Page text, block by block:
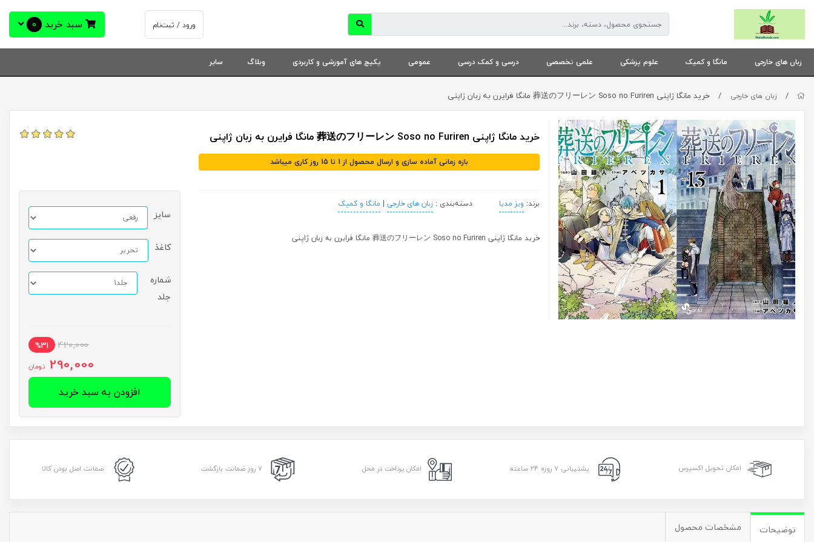
ورود / ثبت‌نام سبد خرید 0
زبان های خارجی مانگا و کمیک علوم پزشکی علمی تخصصی درسی و کمک درسی عمومی پکیج های آموزشی و کاربردی وبلاگ سایر
/ زبان های خارجی / خرید مانگا ژاپنی 葬送のフリーレン Soso no Furiren مانگا فرایرن به زبان ژاپنی
خرید مانگا ژاپنی 葬送のフリーレン Soso no Furiren مانگا فرایرن به زبان ژاپنی
بازه زمانی آماده سازی و ارسال محصول از 1 تا 15 روز کاری میباشد
برند: ویز مدیا دسته‌بندی : زبان های خارجی | مانگا و کمیک
خرید مانگا ژاپنی 葬送のフリーレン Soso no Furiren مانگا فرایرن به زبان ژاپنی
سایز
کاغذ
شماره
جلد
420,000
%31
290,000 تومان
افزودن به سبد خرید
امکان تحویل اکسپرس پشتیبانی ۷ روزه ۲۴ ساعته امکان پرداخت در محل ۷ روز ضمانت بازگشت ضمانت اصل بودن کالا
توضیحات مشخصات محصول